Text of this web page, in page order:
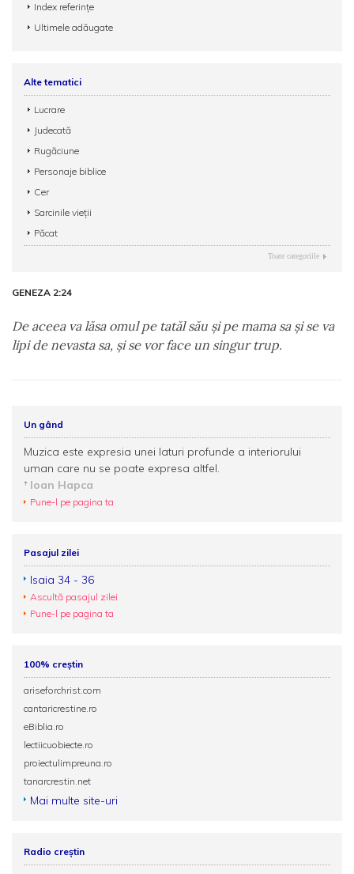
Index referințe
Ultimele adăugate
Alte tematici
Lucrare
Judecată
Rugăciune
Personaje biblice
Cer
Sarcinile vieții
Păcat
Toate categoriile
GENEZA 2:24
De aceea va lăsa omul pe tatăl său şi pe mama sa şi se va
lipi de nevasta sa, şi se vor face un singur trup.
Un gând
Muzica este expresia unei laturi profunde a interiorului
uman care nu se poate expresa altfel.
Ioan Hapca
Pune-l pe pagina ta
Pasajul zilei
Isaia 34 - 36
Ascultă pasajul zilei
Pune-l pe pagina ta
100% creștin
ariseforchrist.com
cantaricrestine.ro
eBiblia.ro
lectiicuobiecte.ro
proiectulimpreuna.ro
tanarcrestin.net
Mai multe site-uri
Radio creștin